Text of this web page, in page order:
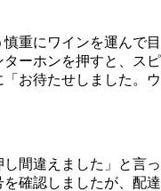
重にワインを運んで目
ーホンを押すと、スピ
お待たせしました。ウ
間違えました」と言っ
確認しましたが、配達